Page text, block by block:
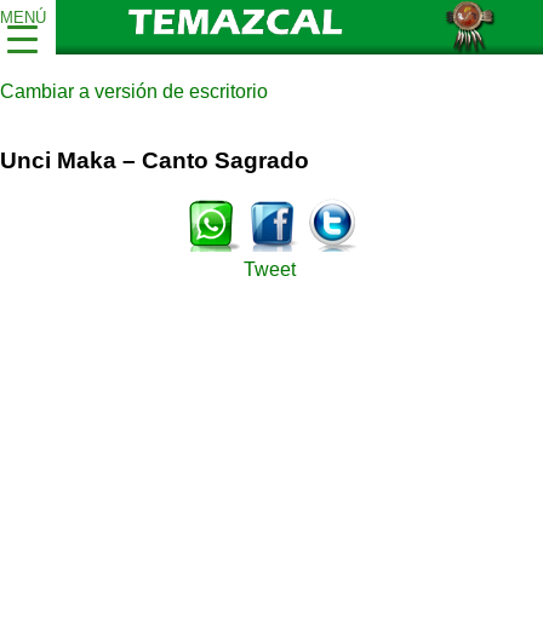
MENÚ
Cambiar a versión de escritorio
Unci Maka – Canto Sagrado
Tweet